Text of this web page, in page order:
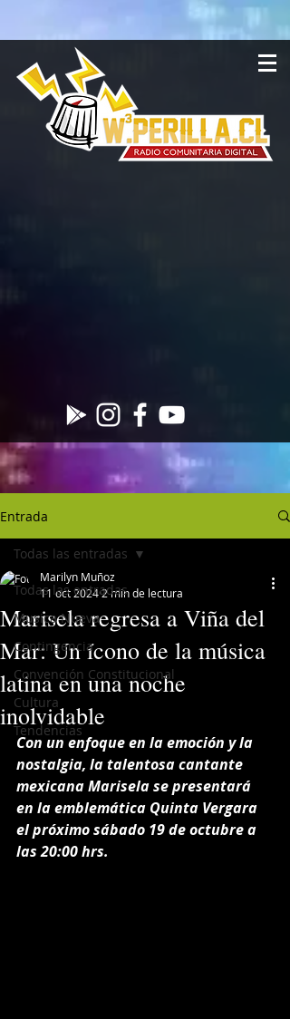
Entrada
Todas las entradas
Musica Nueva
Contingencia
Convención Constitucional
Cultura
Tendencias
Todas las entradas
Marisela regresa a Viña del
Mar: Un ícono de la música
latina en una noche
inolvidable
Marilyn Muñoz
11 oct 20242 min de lectura
Con un enfoque en la emoción y la
nostalgia, la talentosa cantante
mexicana Marisela se presentará
en la emblemática Quinta Vergara
el próximo sábado 19 de octubre a
las 20:00 hrs.